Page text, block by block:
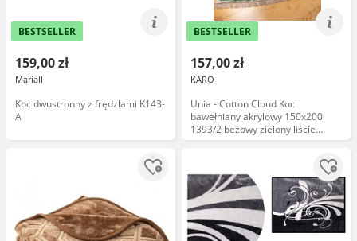
BESTSELLER
159,00 zł
Mariall
Koc dwustronny z frędzlami K143-
A
BESTSELLER
157,00 zł
KARO
Unia - Cotton Cloud Koc
bawełniany akrylowy 150x200
1393/2 beżowy zielony liście
palmy kwiatki narzuta pled